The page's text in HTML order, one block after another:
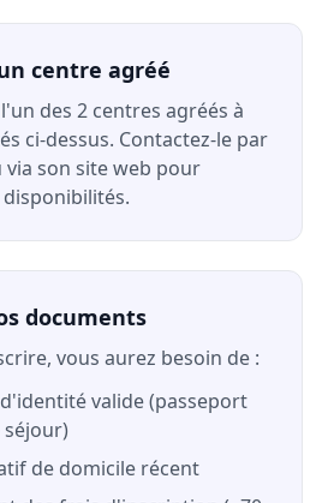
centre agréé
des 2 centres agréés à
ci-dessus. Contactez-le par
son site web pour
documents
vous aurez besoin de :
valide (passeport
de domicile récent